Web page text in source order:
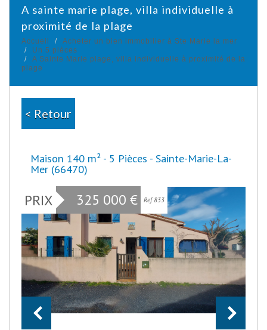
a sainte marie plage, villa individuelle à
proximité de la plage
Accueil
Acheter un bien immobilier à Ste Marie la mer
Un 5 pièces
A Sainte Marie plage, villa individuelle à proximité de la
plage
< Retour
Maison 140 m² - 5 Pièces - Sainte-Marie-La-
Mer (66470)
PRIX 325 000 € Ref 833